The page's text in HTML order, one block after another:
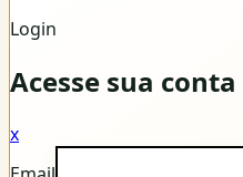
Login
Acesse sua conta
x